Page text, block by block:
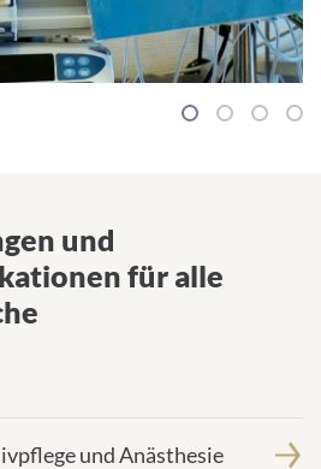
1 2 3 4
und
für alle
und
für alle
und Anästhesie